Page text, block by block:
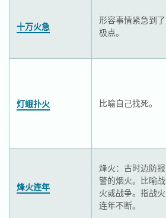
十万火急
形容事情紧急到了
极点。
灯蛾扑火 比喻自己找死。
烽火连年
烽火：古时边防报
警的烟火。比喻战
火或战争。指战火
连年不断。